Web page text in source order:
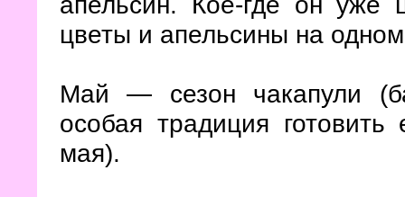
цветы и апельсины на
Май— сезон чакапули
особая традиция
мая).